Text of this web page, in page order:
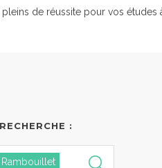
de réussite pour vos études
:
Rambouillet